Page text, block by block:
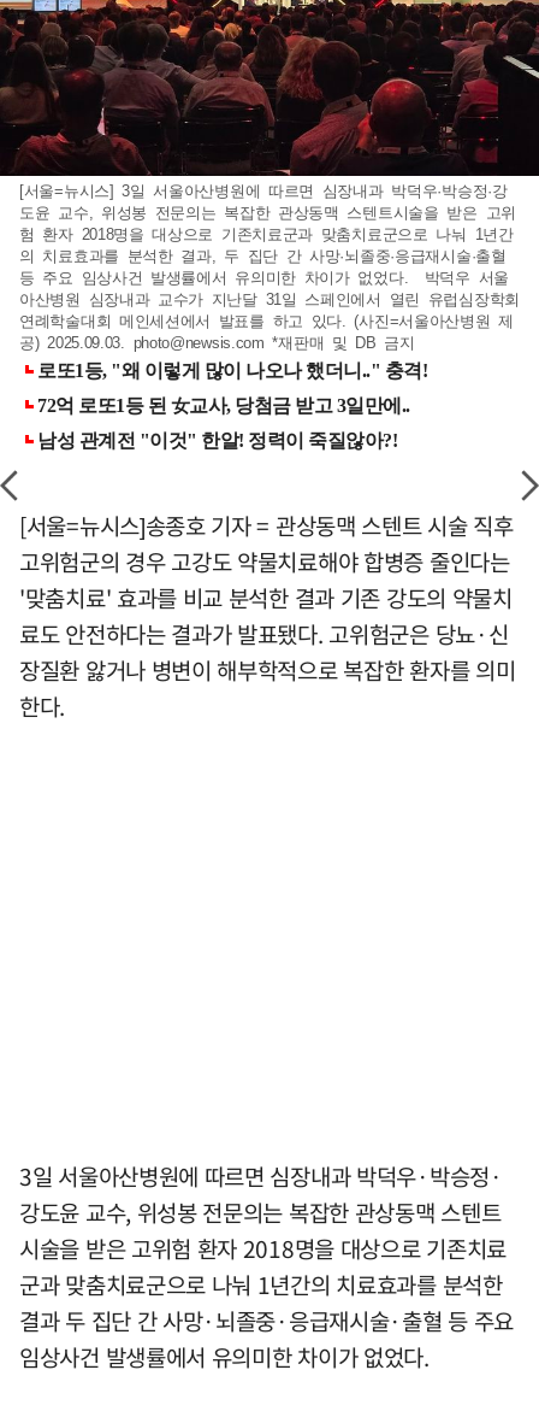
[서울=뉴시스] 3일 서울아산병원에 따르면 심장내과 박덕우·박승정·강
도윤 교수, 위성봉 전문의는 복잡한 관상동맥 스텐트시술을 받은 고위
험 환자 2018명을 대상으로 기존치료군과 맞춤치료군으로 나눠 1년간
의 치료효과를 분석한 결과, 두 집단 간 사망·뇌졸중·응급재시술·출혈
등 주요 임상사건 발생률에서 유의미한 차이가 없었다. 박덕우 서울
아산병원 심장내과 교수가 지난달 31일 스페인에서 열린 유럽심장학회
연례학술대회 메인세션에서 발표를 하고 있다. (사진=서울아산병원 제
공) 2025.09.03. photo@newsis.com *재판매 및 DB 금지
[서울=뉴시스]송종호 기자 = 관상동맥 스텐트 시술 직후
고위험군의 경우 고강도 약물치료해야 합병증 줄인다는
'맞춤치료' 효과를 비교 분석한 결과 기존 강도의 약물치
료도 안전하다는 결과가 발표됐다. 고위험군은 당뇨·신
장질환 앓거나 병변이 해부학적으로 복잡한 환자를 의미
한다.
3일 서울아산병원에 따르면 심장내과 박덕우·박승정·
강도윤 교수, 위성봉 전문의는 복잡한 관상동맥 스텐트
시술을 받은 고위험 환자 2018명을 대상으로 기존치료
군과 맞춤치료군으로 나눠 1년간의 치료효과를 분석한
결과 두 집단 간 사망·뇌졸중·응급재시술·출혈 등 주요
임상사건 발생률에서 유의미한 차이가 없었다.